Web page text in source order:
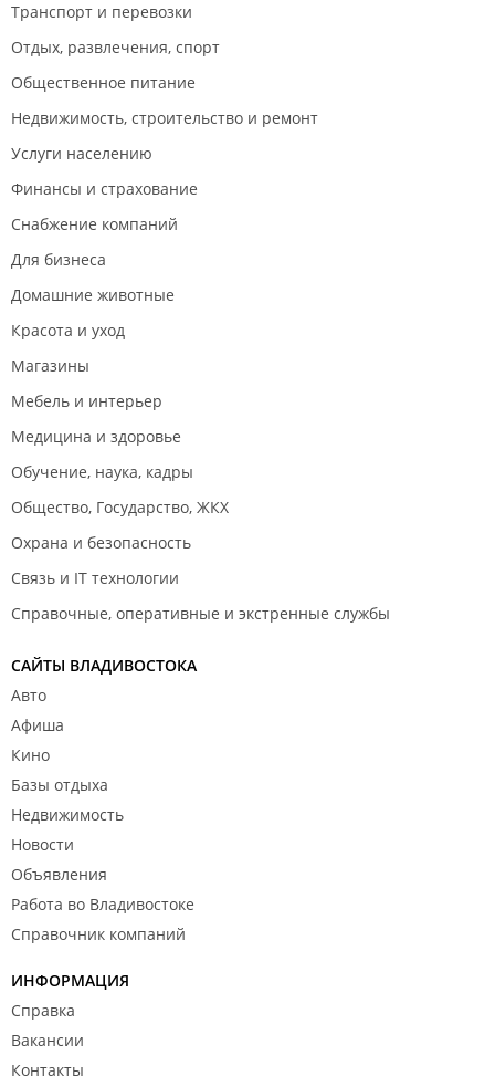
Транспорт и перевозки
Отдых, развлечения, спорт
Общественное питание
Недвижимость, строительство и ремонт
Услуги населению
Финансы и страхование
Снабжение компаний
Для бизнеса
Домашние животные
Красота и уход
Магазины
Мебель и интерьер
Медицина и здоровье
Обучение, наука, кадры
Общество, Государство, ЖКХ
Охрана и безопасность
Связь и IT технологии
Справочные, оперативные и экстренные службы
САЙТЫ ВЛАДИВОСТОКА
Авто
Афиша
Кино
Базы отдыха
Недвижимость
Новости
Объявления
Работа во Владивостоке
Справочник компаний
ИНФОРМАЦИЯ
Справка
Вакансии
Контакты